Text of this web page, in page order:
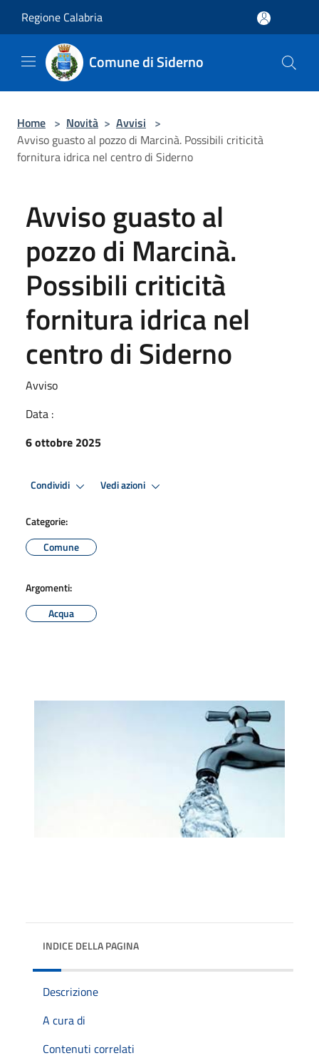
Regione Calabria
Comune di Siderno
Home > Novità > Avvisi >
Avviso guasto al pozzo di Marcinà. Possibili criticità
fornitura idrica nel centro di Siderno
Avviso guasto al
pozzo di Marcinà.
Possibili criticità
fornitura idrica nel
centro di Siderno
Avviso
Data :
6 ottobre 2025
Condividi Vedi azioni
Categorie:
Comune
Argomenti:
Acqua
INDICE DELLA PAGINA
Descrizione
A cura di
Contenuti correlati